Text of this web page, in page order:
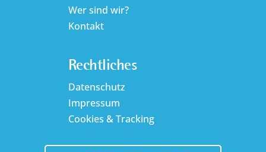
Wer sind wir?
Kontakt
Rechtliches
Datenschutz
Impressum
Cookies & Tracking